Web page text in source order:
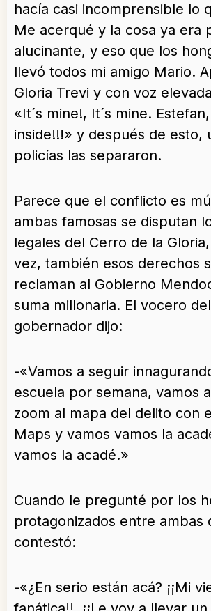
hacía casi incomprensible lo
Me acerqué y la cosa ya era
alucinante, y eso que los
llevó todos mi amigo Mario.
Gloria Trevi y con voz
«It´s mine!, It´s mine.
inside!!!» y después de esto,
policías las separaron.
Parece que el conflicto es
ambas famosas se disputan
legales del Cerro de la
vez, también esos derechos
reclaman al Gobierno
suma millonaria. El vocero
gobernador dijo:
-«Vamos a seguir
escuela por semana, vamos
zoom al mapa del delito con
Maps y vamos vamos la
vamos la acadé.»
Cuando le pregunté por los
protagonizados entre ambas
contestó:
-«¿En serio están acá? ¡¡Mi